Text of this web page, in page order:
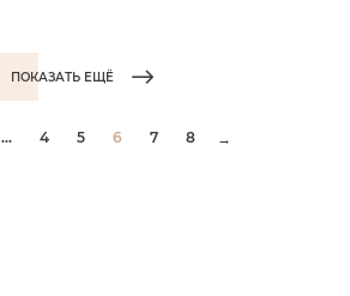
ПОКАЗАТЬ ЕЩЁ
... 4 5 6 7 8 →